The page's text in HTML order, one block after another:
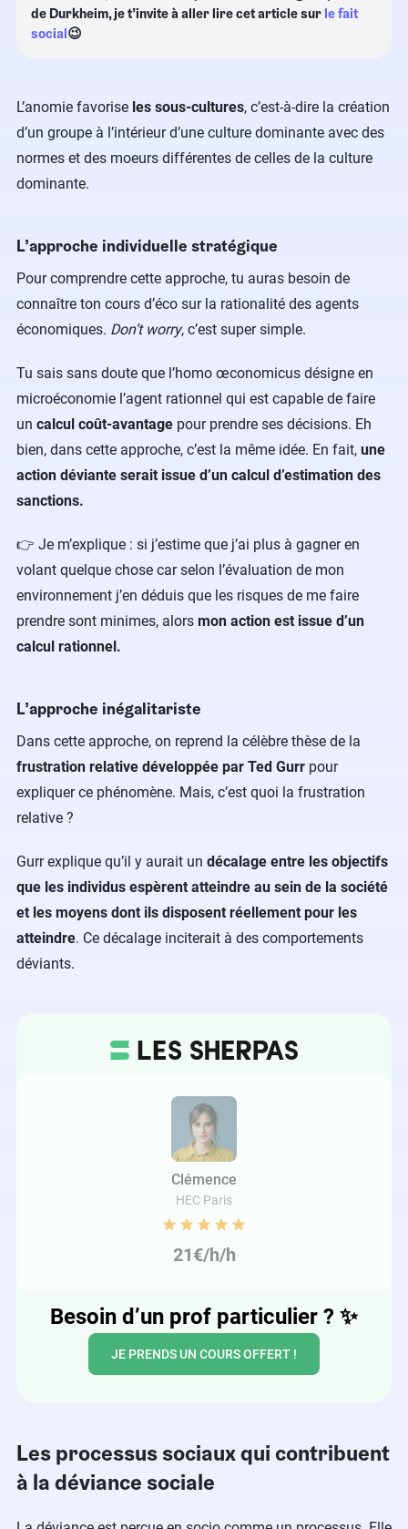
de Durkheim, je t’invite à aller lire cet article sur le fait
social😉
L’anomie favorise les sous-cultures, c’est-à-dire la création
d’un groupe à l’intérieur d’une culture dominante avec des
normes et des moeurs différentes de celles de la culture
dominante.
L’approche individuelle stratégique
Pour comprendre cette approche, tu auras besoin de
connaître ton cours d’éco sur la rationalité des agents
économiques. Don’t worry, c’est super simple.
Tu sais sans doute que l’homo œconomicus désigne en
microéconomie l’agent rationnel qui est capable de faire
un calcul coût-avantage pour prendre ses décisions. Eh
bien, dans cette approche, c’est la même idée. En fait, une
action déviante serait issue d’un calcul d’estimation des
sanctions.
👉 Je m’explique : si j’estime que j’ai plus à gagner en
volant quelque chose car selon l’évaluation de mon
environnement j’en déduis que les risques de me faire
prendre sont minimes, alors mon action est issue d’un
calcul rationnel.
L’approche inégalitariste
Dans cette approche, on reprend la célèbre thèse de la
frustration relative développée par Ted Gurr pour
expliquer ce phénomène. Mais, c’est quoi la frustration
relative ?
Gurr explique qu’il y aurait un décalage entre les objectifs
que les individus espèrent atteindre au sein de la société
et les moyens dont ils disposent réellement pour les
atteindre. Ce décalage inciterait à des comportements
déviants.
Clémence
HEC Paris
21€/h/h
Besoin d’un prof particulier ? ✨
JE PRENDS UN COURS OFFERT !
Les processus sociaux qui contribuent
à la déviance sociale